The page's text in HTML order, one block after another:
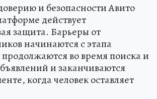
и безопасности Авито
действует
защита. Барьеры от
начинаются с этапа
во время поиска и
и заканчиваются
когда человек оставляет